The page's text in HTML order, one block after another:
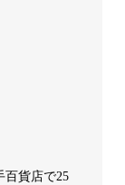
百貨店で25